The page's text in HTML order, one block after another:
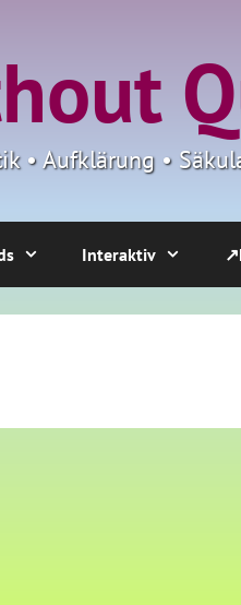
• Aufklärung •
Interaktiv